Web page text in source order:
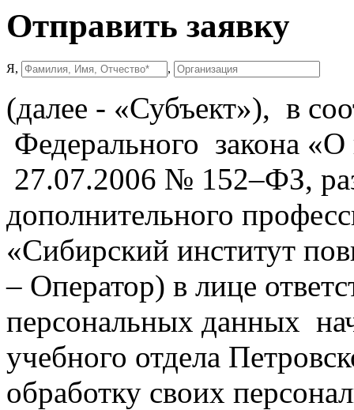
Отправить заявку
Я, ,
(далее - «Субъект»), в
Федерального закона
27.07.2006 № 152–ФЗ,
дополнительного
«Сибирский институт
– Оператор) в лице
персональных данных
учебного отдела
обработку своих